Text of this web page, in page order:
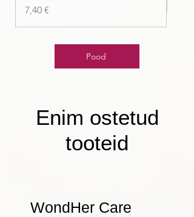
Price
7,40 €
Pood
Enim ostetud
tooteid
WondHer Care